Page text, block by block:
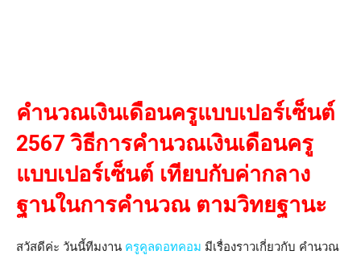
คำนวณเงินเดือนครูแบบเปอร์เซ็นต์
2567 วิธีการคำนวณเงินเดือนครู
แบบเปอร์เซ็นต์ เทียบกับค่ากลาง
ฐานในการคำนวณ ตามวิทยฐานะ
สวัสดีค่ะ วันนี้ทีมงาน ครูคูลดอทคอม มีเรื่องราวเกี่ยวกับ คำนวณ